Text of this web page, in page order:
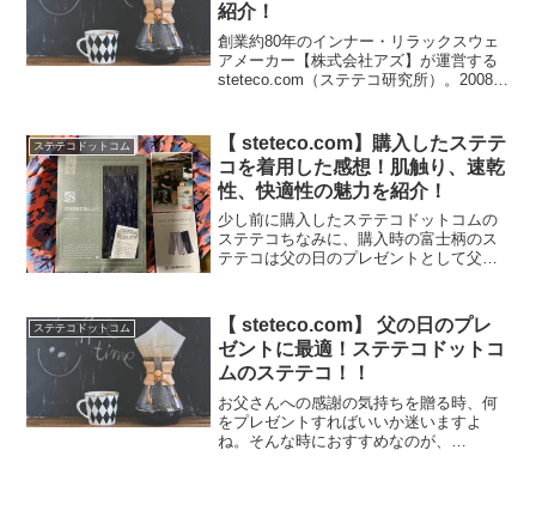
紹介！
創業約80年のインナー・リラックスウェ
アメーカー【株式会社アズ】が運営する
steteco.com（ステテコ研究所）。2008年
タイルを提供の理念を基に、 日本の伝統
と快...
ステテコドットコム
【 steteco.com】購入したステテ
コを着用した感想！肌触り、速乾
性、快適性の魅力を紹介！
少し前に購入したステテコドットコムの
ステテコちなみに、購入時の富士柄のス
テテコは父の日のプレゼントとして父に
が、今回は購入からひと月近く着用して
みたので、肌触り、速乾性...
ステテコドットコム
【 steteco.com】 父の日のプレ
ゼントに最適！ステテコドットコ
ムのステテコ！！
お父さんへの感謝の気持ちを贈る時、何
をプレゼントすればいいか迷いますよ
ね。そんな時におすすめなのが、